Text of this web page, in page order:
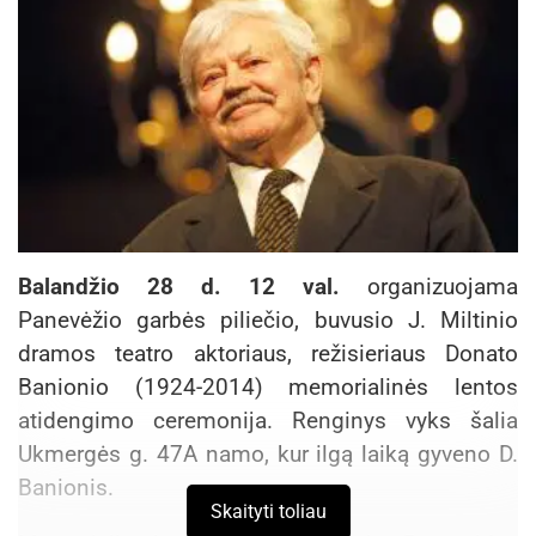
Balandžio 28 d. 12 val. organizuojama
Panevėžio garbės piliečio, buvusio J. Miltinio
dramos teatro aktoriaus, režisieriaus Donato
Banionio (1924-2014) memorialinės lentos
atidengimo ceremonija. Renginys vyks šalia
Ukmergės g. 47A namo, kur ilgą laiką gyveno D.
Banionis.
Skaityti toliau